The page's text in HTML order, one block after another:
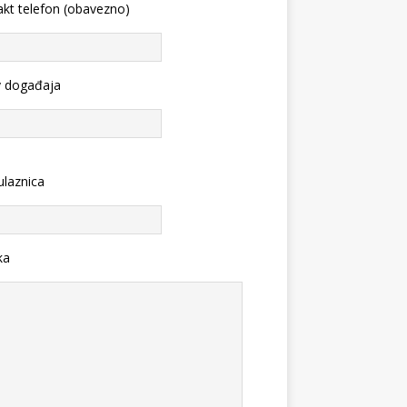
telefon (obavezno)
događaja